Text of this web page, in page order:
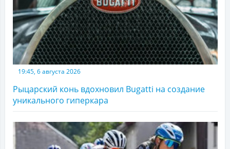
19:45, 6 августа 2026
Рыцарский конь вдохновил Bugatti на создание
уникального гиперкара